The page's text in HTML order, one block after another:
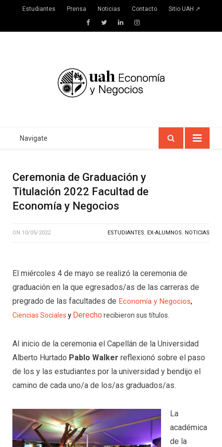
Estudiantes Prensa Noticias Contacto Sitio UAH ↗
FacebookTwitterLinkedInInstagram
Navigate
Ceremonia de Graduación y
Titulación 2022 Facultad de
Economía y Negocios
ON 10/05/2022 ESTUDIANTES, EX-ALUMNOS, NOTICIAS
El miércoles 4 de mayo se realizó la ceremonia de
graduación en la que egresados/as de las carreras de
pregrado de las facultades de Economía y Negocios,
Ciencias Sociales y Derecho recibieron sus títulos.
Al inicio de la ceremonia el Capellán de la Universidad
Alberto Hurtado Pablo Walker reflexionó sobre el paso
de los y las estudiantes por la universidad y bendijo el
camino de cada uno/a de los/as graduados/as.
La
académica
de la